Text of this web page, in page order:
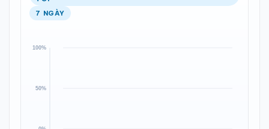
7 NGÀY